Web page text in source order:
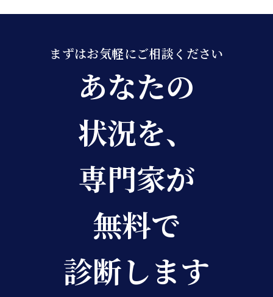
まずはお気軽にご相談ください
あなたの
状況を、
専門家が
無料で
診断します